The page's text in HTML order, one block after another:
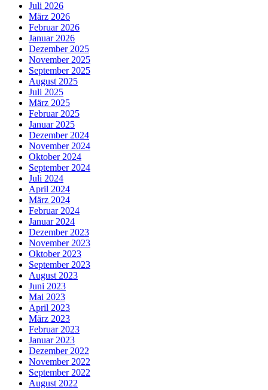
Juli 2026
März 2026
Februar 2026
Januar 2026
Dezember 2025
November 2025
September 2025
August 2025
Juli 2025
März 2025
Februar 2025
Januar 2025
Dezember 2024
November 2024
Oktober 2024
September 2024
Juli 2024
April 2024
März 2024
Februar 2024
Januar 2024
Dezember 2023
November 2023
Oktober 2023
September 2023
August 2023
Juni 2023
Mai 2023
April 2023
März 2023
Februar 2023
Januar 2023
Dezember 2022
November 2022
September 2022
August 2022